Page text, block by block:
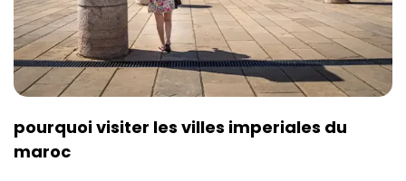
pourquoi visiter les villes imperiales du
maroc